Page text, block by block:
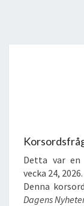
Detta var en
vecka 24, 2026.
Denna
Dagens